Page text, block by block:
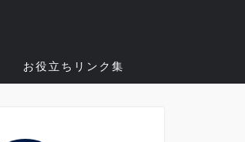
お役立ちリンク集